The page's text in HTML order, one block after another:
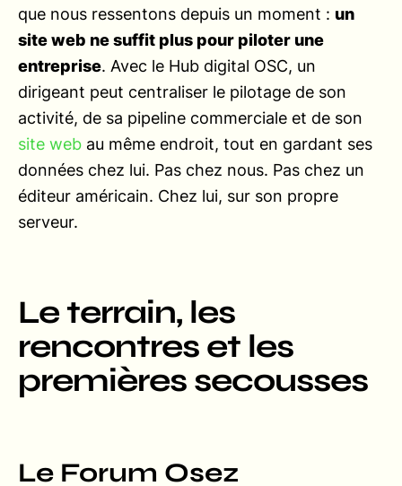
que nous ressentons depuis un moment : un
site web ne suffit plus pour piloter une
entreprise. Avec le Hub digital OSC, un
dirigeant peut centraliser le pilotage de son
activité, de sa pipeline commerciale et de son
site web au même endroit, tout en gardant ses
données chez lui. Pas chez nous. Pas chez un
éditeur américain. Chez lui, sur son propre
serveur.
Le terrain, les
rencontres et les
premières secousses
Le Forum Osez